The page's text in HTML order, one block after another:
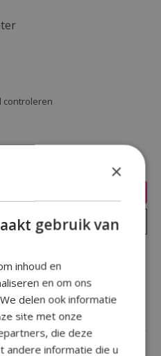
is
controleren
×
gebruik van
inhoud en
en om ons
delen ook informatie
site met onze
die deze
andere informatie die u